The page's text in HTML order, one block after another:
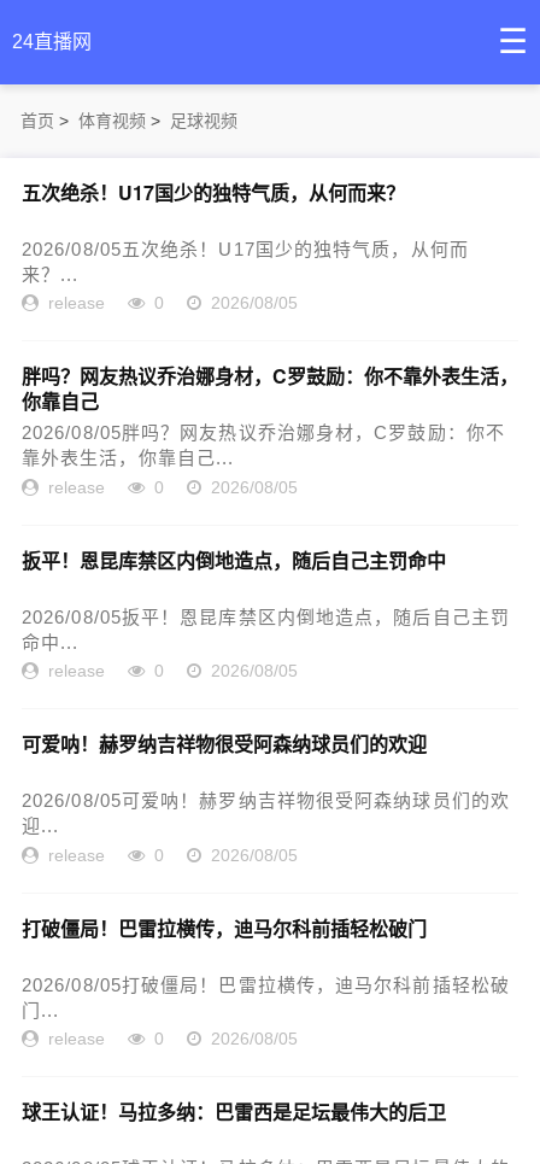
24直播网 ☰
首页 > 体育视频 > 足球视频
五次绝杀！U17国少的独特气质，从何而来？
2026/08/05五次绝杀！U17国少的独特气质，从何而
来？...
release 0 2026/08/05
胖吗？网友热议乔治娜身材，C罗鼓励：你不靠外表生活，
你靠自己
2026/08/05胖吗？网友热议乔治娜身材，C罗鼓励：你不
靠外表生活，你靠自己...
release 0 2026/08/05
扳平！恩昆库禁区内倒地造点，随后自己主罚命中
2026/08/05扳平！恩昆库禁区内倒地造点，随后自己主罚
命中...
release 0 2026/08/05
可爱呐！赫罗纳吉祥物很受阿森纳球员们的欢迎
2026/08/05可爱呐！赫罗纳吉祥物很受阿森纳球员们的欢
迎...
release 0 2026/08/05
打破僵局！巴雷拉横传，迪马尔科前插轻松破门
2026/08/05打破僵局！巴雷拉横传，迪马尔科前插轻松破
门...
release 0 2026/08/05
球王认证！马拉多纳：巴雷西是足坛最伟大的后卫